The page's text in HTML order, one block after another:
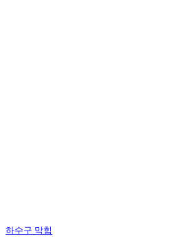
하수구 막힘